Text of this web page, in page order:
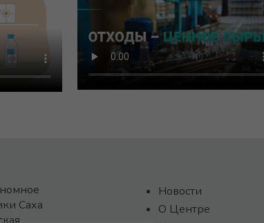
Саха
Новости
О Центре